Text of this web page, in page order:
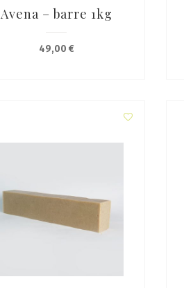
Avena – barre 1kg
49,00 €